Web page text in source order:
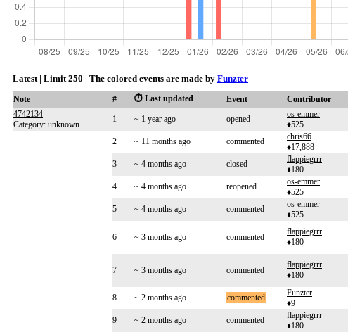
Latest | Limit 250 | The colored events are made by Funzter
Note # ⏱️ Last updated Event Contributor
4742134
Category: unknown
1 ~ 1 year ago opened
os-emmer
♦525
2
~ 11 months ago commented
chris66
♦17,888
3 ~ 4 months ago closed
flappiegrrr
♦180
4 ~ 4 months ago reopened
os-emmer
♦525
5
~ 4 months ago commented
os-emmer
♦525
6 ~ 3 months ago commented
flappiegrrr
♦180
7 ~ 3 months ago commented
flappiegrrr
♦180
8
~ 2 months ago commented
Funzter
♦9
9
~ 2 months ago commented
flappiegrrr
♦180